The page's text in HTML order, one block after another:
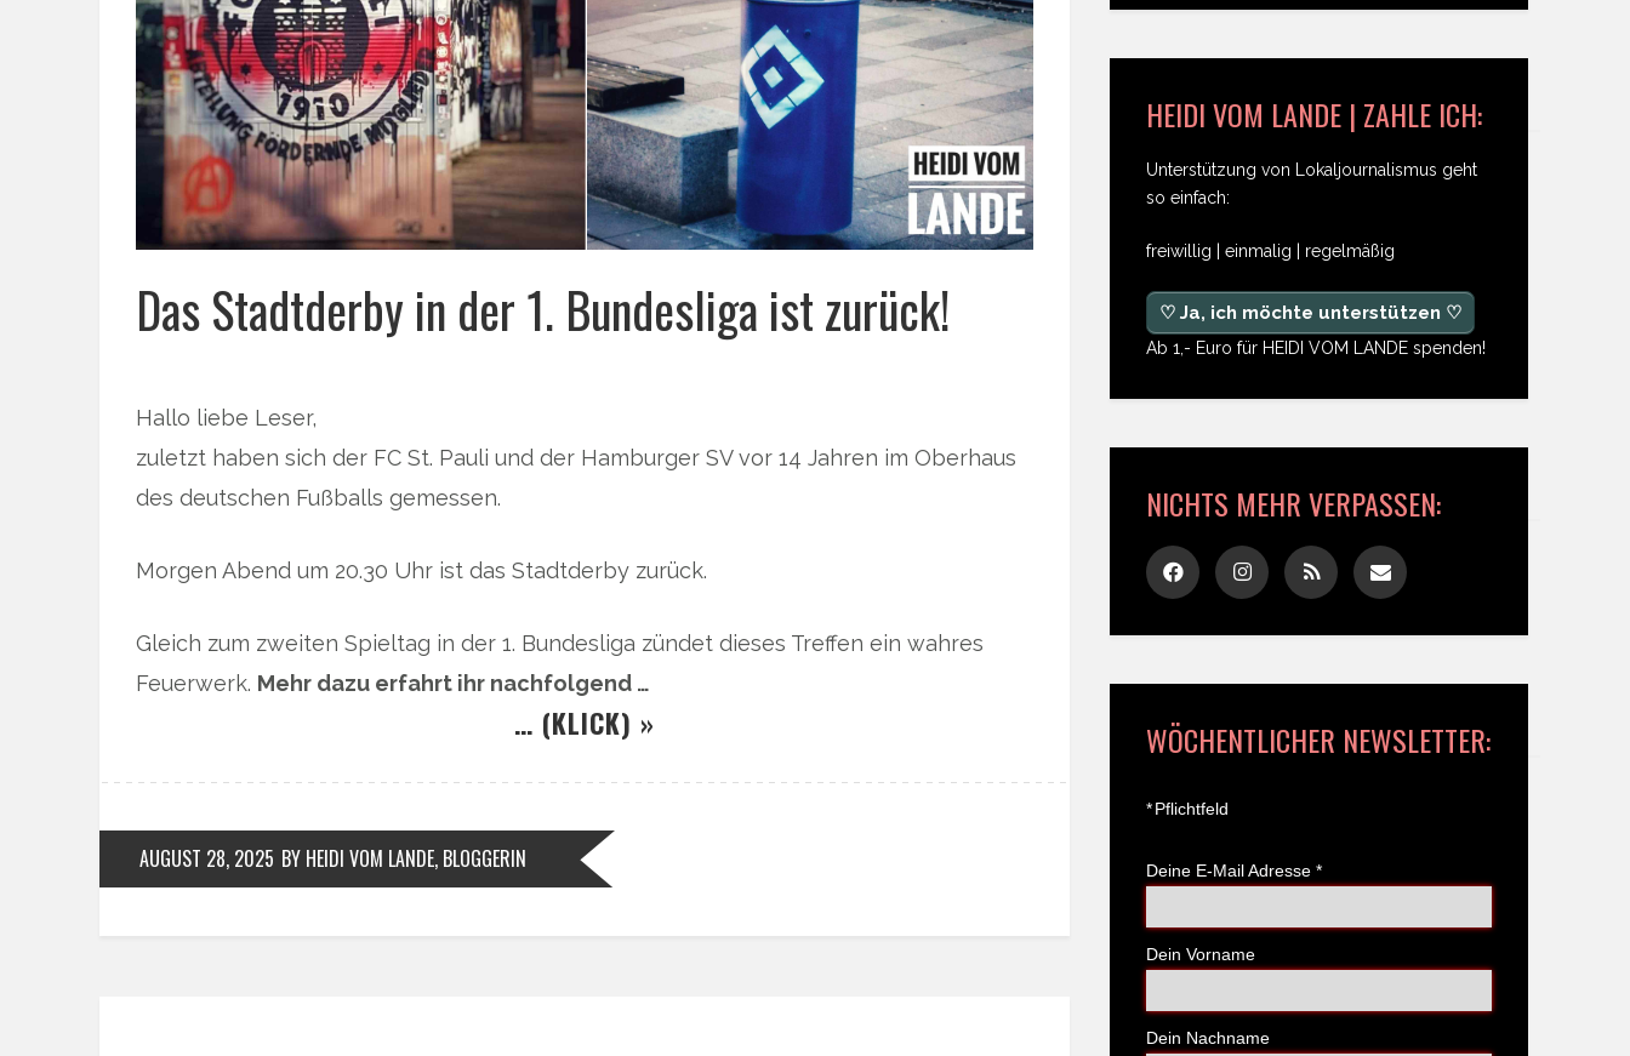
Das Stadtderby in der 1. Bundesliga ist zurück!
Hallo liebe Leser,
zuletzt haben sich der FC St. Pauli und der Hamburger SV vor 14 Jahren im Oberhaus
des deutschen Fußballs gemessen.
Morgen Abend um 20.30 Uhr ist das Stadtderby zurück.
Gleich zum zweiten Spieltag in der 1. Bundesliga zündet dieses Treffen ein wahres
Feuerwerk. Mehr dazu erfahrt ihr nachfolgend …
… (KLICK) »
AUGUST 28, 2025 BY HEIDI VOM LANDE, BLOGGERIN
HEIDI VOM LANDE | ZAHLE ICH:
Unterstützung von Lokaljournalismus geht
so einfach:
freiwillig | einmalig | regelmäßig
♡ Ja, ich möchte unterstützen ♡
Ab 1,- Euro für HEIDI VOM LANDE spenden!
NICHTS MEHR VERPASSEN:
WÖCHENTLICHER NEWSLETTER:
*Pflichtfeld
Deine E-Mail Adresse *
Dein Vorname
Dein Nachname